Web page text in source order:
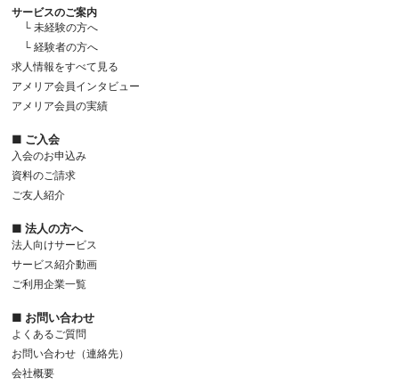
サービスのご案内
└ 未経験の方へ
└ 経験者の方へ
求人情報をすべて見る
アメリア会員インタビュー
アメリア会員の実績
■ ご入会
入会のお申込み
資料のご請求
ご友人紹介
■ 法人の方へ
法人向けサービス
サービス紹介動画
ご利用企業一覧
■ お問い合わせ
よくあるご質問
お問い合わせ（連絡先）
会社概要